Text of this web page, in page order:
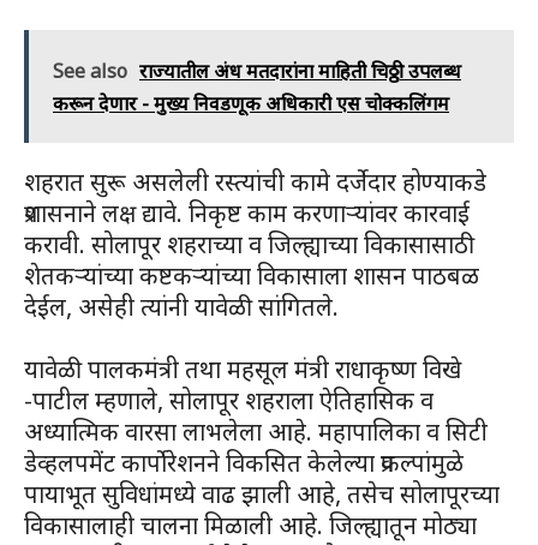
See also राज्यातील अंध मतदारांना माहिती चिठ्ठी उपलब्ध
करून देणार - मुख्य निवडणूक अधिकारी एस चोक्कलिंगम
शहरात सुरू असलेली रस्त्यांची कामे दर्जेदार होण्याकडे
प्रशासनाने लक्ष द्यावे. निकृष्ट काम करणाऱ्यांवर कारवाई
करावी. सोलापूर शहराच्या व जिल्ह्याच्या विकासासाठी
शेतकऱ्यांच्या कष्टकऱ्यांच्या विकासाला शासन पाठबळ
देईल, असेही त्यांनी यावेळी सांगितले.
यावेळी पालकमंत्री तथा महसूल मंत्री राधाकृष्ण विखे
-पाटील म्हणाले, सोलापूर शहराला ऐतिहासिक व
अध्यात्मिक वारसा लाभलेला आहे. महापालिका व सिटी
डेव्हलपमेंट कार्पोरेशनने विकसित केलेल्या प्रकल्पांमुळे
पायाभूत सुविधांमध्ये वाढ झाली आहे, तसेच सोलापूरच्या
विकासालाही चालना मिळाली आहे. जिल्ह्यातून मोठ्या